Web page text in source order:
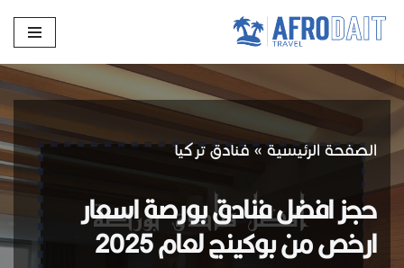
إلى
الصفحة الرئيسية» فنادق تركيا
حجز افضل فنادق بورصة اسعار
ارخص من بوكينج لعام 2025